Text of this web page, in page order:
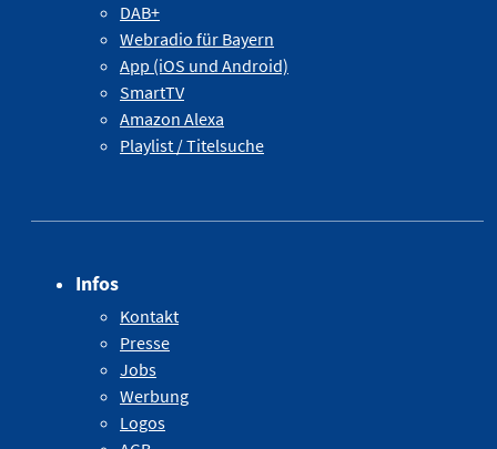
DAB+
Webradio für Bayern
App (iOS und Android)
SmartTV
Amazon Alexa
Playlist / Titelsuche
Infos
Kontakt
Presse
Jobs
Werbung
Logos